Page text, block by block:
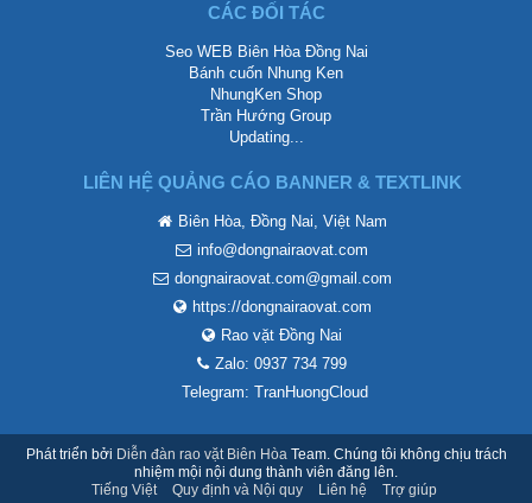
CÁC ĐỐI TÁC
Seo WEB Biên Hòa Đồng Nai
Bánh cuốn Nhung Ken
NhungKen Shop
Trần Hướng Group
Updating...
LIÊN HỆ QUẢNG CÁO BANNER & TEXTLINK
Biên Hòa, Đồng Nai, Việt Nam
info@dongnairaovat.com
dongnairaovat.com@gmail.com
https://dongnairaovat.com
Rao vặt Đồng Nai
Zalo: 0937 734 799
Telegram: TranHuongCloud
Phát triển bởi Diễn đàn rao vặt Biên Hòa Team. Chúng tôi không chịu trách
nhiệm mội nội dung thành viên đăng lên.
Tiếng Việt
Quy định và Nội quy Liên hệ Trợ giúp